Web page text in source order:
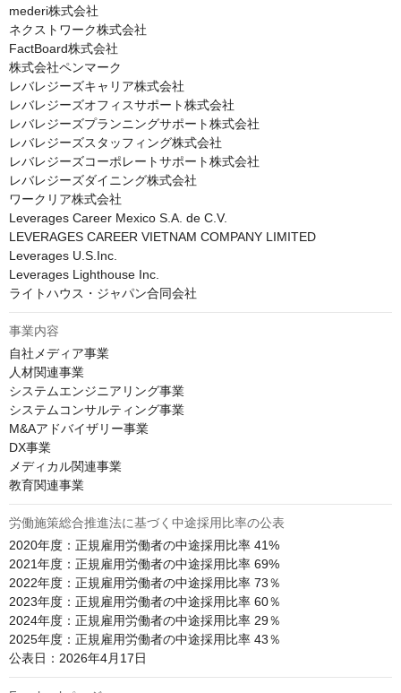
mederi株式会社
ネクストワーク株式会社
FactBoard株式会社
株式会社ペンマーク
レバレジーズキャリア株式会社
レバレジーズオフィスサポート株式会社
レバレジーズプランニングサポート株式会社
レバレジーズスタッフィング株式会社
レバレジーズコーポレートサポート株式会社
レバレジーズダイニング株式会社
ワークリア株式会社
Leverages Career Mexico S.A. de C.V.
LEVERAGES CAREER VIETNAM COMPANY LIMITED
Leverages U.S.Inc.
Leverages Lighthouse Inc.
ライトハウス・ジャパン合同会社
事業内容
自社メディア事業
人材関連事業
システムエンジニアリング事業
システムコンサルティング事業
M&Aアドバイザリー事業
DX事業
メディカル関連事業
教育関連事業
労働施策総合推進法に基づく中途採用比率の公表
2020年度：正規雇用労働者の中途採用比率 41%
2021年度：正規雇用労働者の中途採用比率 69%
2022年度：正規雇用労働者の中途採用比率 73％
2023年度：正規雇用労働者の中途採用比率 60％
2024年度：正規雇用労働者の中途採用比率 29％
2025年度：正規雇用労働者の中途採用比率 43％
公表日：2026年4月17日